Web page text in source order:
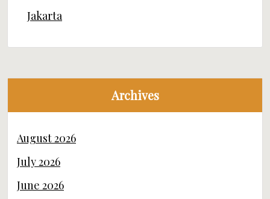
Jakarta
Archives
August 2026
July 2026
June 2026